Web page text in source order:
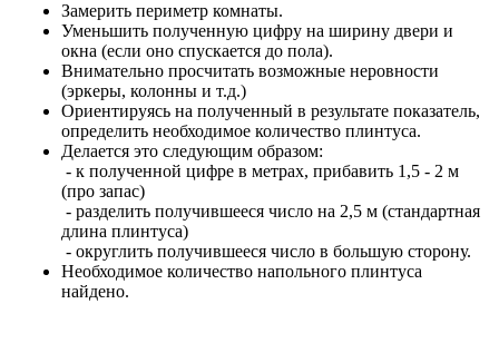
Замерить периметр комнаты.
Уменьшить полученную цифру на ширину двери и
окна (если оно спускается до пола).
Внимательно просчитать возможные неровности
(эркеры, колонны и т.д.)
Ориентируясь на полученный в результате показатель,
определить необходимое количество плинтуса.
Делается это следующим образом:
- к полученной цифре в метрах, прибавить 1,5 - 2 м
(про запас)
- разделить получившееся число на 2,5 м (стандартная
длина плинтуса)
- округлить получившееся число в большую сторону.
Необходимое количество напольного плинтуса
найдено.